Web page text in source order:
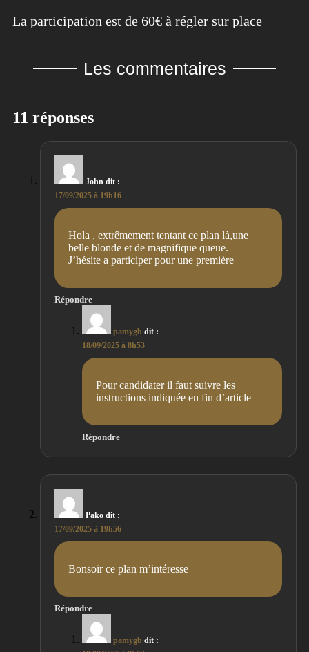
La participation est de 60€ à régler sur place
Les commentaires
11 réponses
John dit :
17/09/2025 à 19h16
Hola , extrêmement tentant ce plan là,une
belle blonde et de magnifique queue.
J’hésite a participer pour une première
Répondre
pamygb dit :
18/09/2025 à 8h53
Pour candidater il faut suivre les
instructions indiquée en fin d’article
Répondre
Pako dit :
17/09/2025 à 19h56
Bonsoir ce plan m’intéresse
Répondre
pamygb dit :